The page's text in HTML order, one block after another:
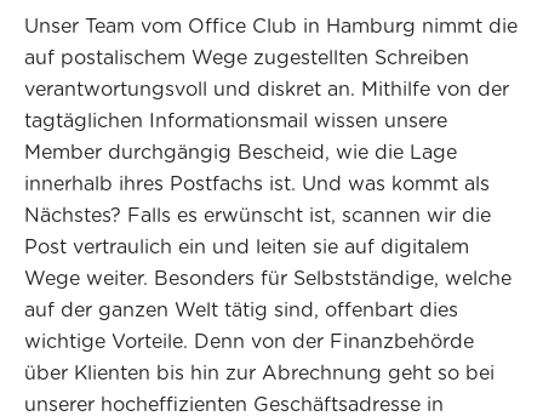
Unser Team vom Office Club in Hamburg nimmt die
auf postalischem Wege zugestellten Schreiben
verantwortungsvoll und diskret an. Mithilfe von der
tagtäglichen Informationsmail wissen unsere
Member durchgängig Bescheid, wie die Lage
innerhalb ihres Postfachs ist. Und was kommt als
Nächstes? Falls es erwünscht ist, scannen wir die
Post vertraulich ein und leiten sie auf digitalem
Wege weiter. Besonders für Selbstständige, welche
auf der ganzen Welt tätig sind, offenbart dies
wichtige Vorteile. Denn von der Finanzbehörde
über Klienten bis hin zur Abrechnung geht so bei
unserer hocheffizienten Geschäftsadresse in